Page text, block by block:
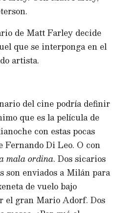
de Matt Farley decide
que se interponga en el
artista.
del cine podría definir
que es la película de
con estas pocas
Fernando Di Leo. O con
mala ordina. Dos sicarios
son enviados a Milán para
de vuelo bajo
el gran Mario Adorf. Dos